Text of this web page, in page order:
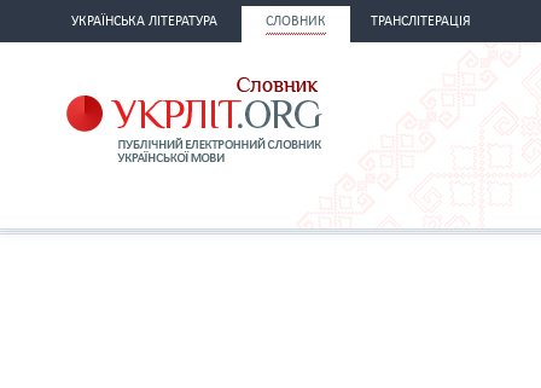
УКРАЇНСЬКА ЛІТЕРАТУРА СЛОВНИК ТРАНСЛІТЕРАЦІЯ